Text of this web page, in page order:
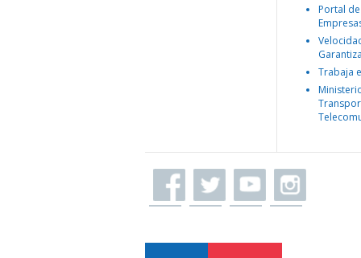
Portal
Trabaja